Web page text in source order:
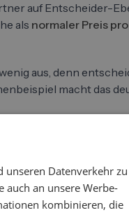
auf Entscheider-
als normaler Preis
aus, denn
macht das
1.000 Euro insgesamt.
du daraus 5
effektive Preis pro
eine ganz andere
EN
unseren Datenverkehr zu
auch an unsere Werbe-
kombinieren, die